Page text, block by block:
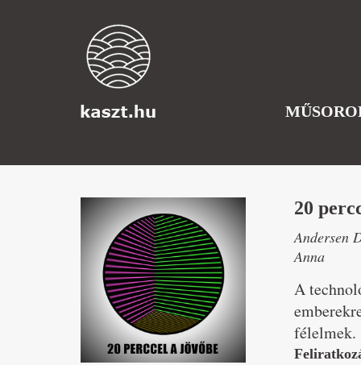
20
Andersen
Anna
A
félelmek.